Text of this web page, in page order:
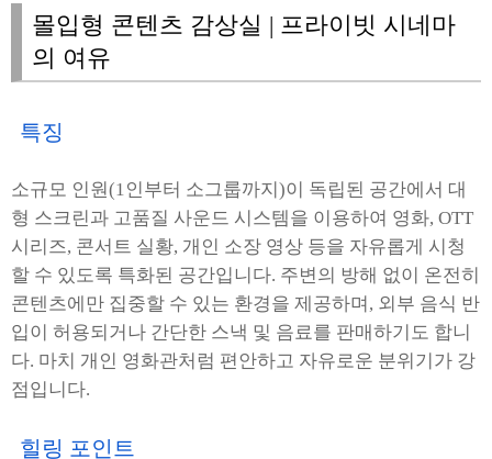
몰입형 콘텐츠 감상실 | 프라이빗 시네마
의 여유
특징
소규모 인원(1인부터 소그룹까지)이 독립된 공간에서 대
형 스크린과 고품질 사운드 시스템을 이용하여 영화, OTT
시리즈, 콘서트 실황, 개인 소장 영상 등을 자유롭게 시청
할 수 있도록 특화된 공간입니다. 주변의 방해 없이 온전히
콘텐츠에만 집중할 수 있는 환경을 제공하며, 외부 음식 반
입이 허용되거나 간단한 스낵 및 음료를 판매하기도 합니
다. 마치 개인 영화관처럼 편안하고 자유로운 분위기가 강
점입니다.
힐링 포인트